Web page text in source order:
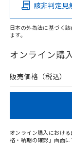
在庫等で未対応
問い合わせくだ
該非判定見
日本の外為法に基づく
ます。
オンライン購入
販売価格（税込）
オンライン購入におけ
格・納期の確認」画面に